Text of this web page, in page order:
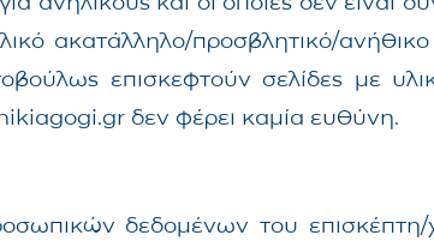
ακατάλληλο/προσβλητικό/
επισκεφτούν σελίδες με
δεν φέρει καμία ευθύνη.
δεδομένων του